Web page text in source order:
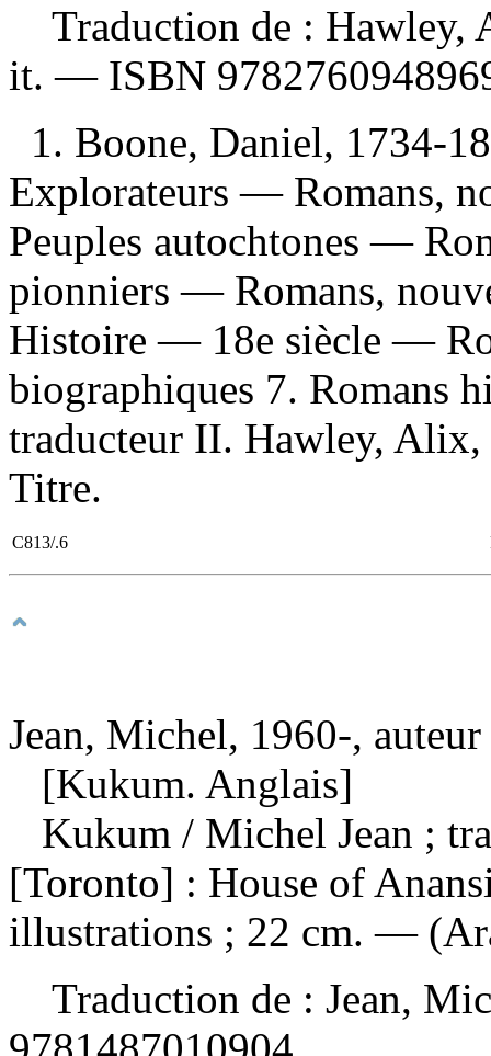
Traduction de : Hawley,
it. — ISBN
1. Boone, Daniel, 1734-
Explorateurs — Romans,
Peuples autochtones —
pionniers — Romans,
Histoire — 18e siècle —
biographiques 7. Romans
traducteur II. Hawley,
Titre.
C813/.6
Jean, Michel, 1960-, auteur
[Kukum. Anglais]
Kukum / Michel Jean ;
[Toronto] : House of
illustrations ; 22 cm. —
Traduction de : Jean,